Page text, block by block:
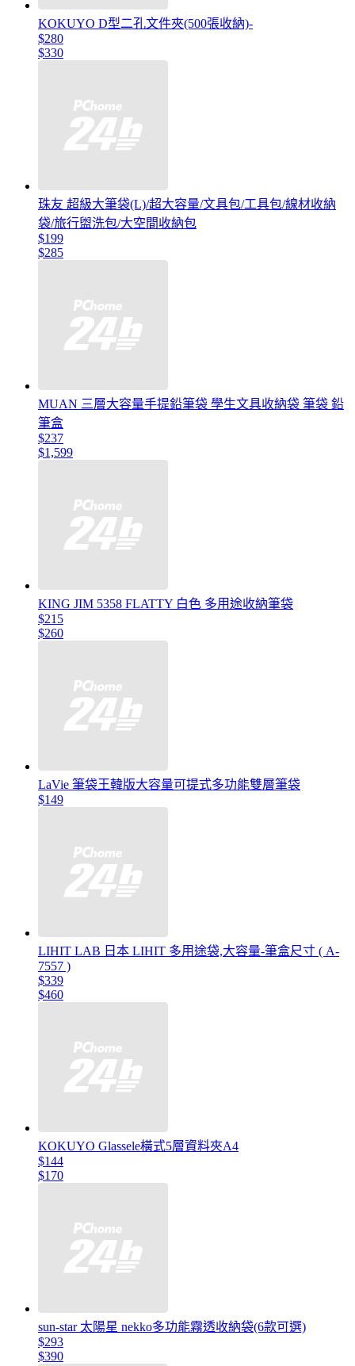
KOKUYO D型二孔文件夾(500張收納)-
$280
$330
珠友 超級大筆袋(L)/超大容量/文具包/工具包/線材收納
袋/旅行盥洗包/大空間收納包
$199
$285
MUAN 三層大容量手提鉛筆袋 學生文具收納袋 筆袋 鉛
筆盒
$237
$1,599
KING JIM 5358 FLATTY 白色 多用途收納筆袋
$215
$260
LaVie 筆袋王韓版大容量可提式多功能雙層筆袋
$149
LIHIT LAB 日本 LIHIT 多用途袋,大容量-筆盒尺寸 ( A-
7557 )
$339
$460
KOKUYO Glassele橫式5層資料夾A4
$144
$170
sun-star 太陽星 nekko多功能霧透收納袋(6款可選)
$293
$390